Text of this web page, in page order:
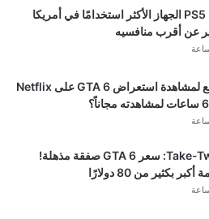
استطلاع: PS5 الجهاز الأكثر استخدامًا في أمريكا
عن أقرب منافسيه
هل ستدفع لمشاهدة استعراض GTA 6 على Netflix
رئيس Take-Two: سعر GTA 6 صفقة مذهلة!
بكثير من 80 دولارًا